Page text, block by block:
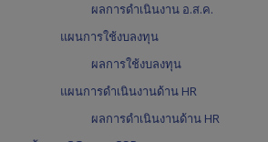
ผลการดำเนินงาน อ.ส.ค.
แผนการใช้งบลงทุน
ผลการใช้งบลงทุน
แผนการดำเนินงานด้าน HR
ผลการดำเนินงานด้าน HR